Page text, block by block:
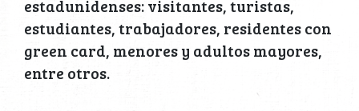
estadunidenses: visitantes, turistas,
estudiantes, trabajadores, residentes con
green card, menores y adultos mayores,
entre otros.